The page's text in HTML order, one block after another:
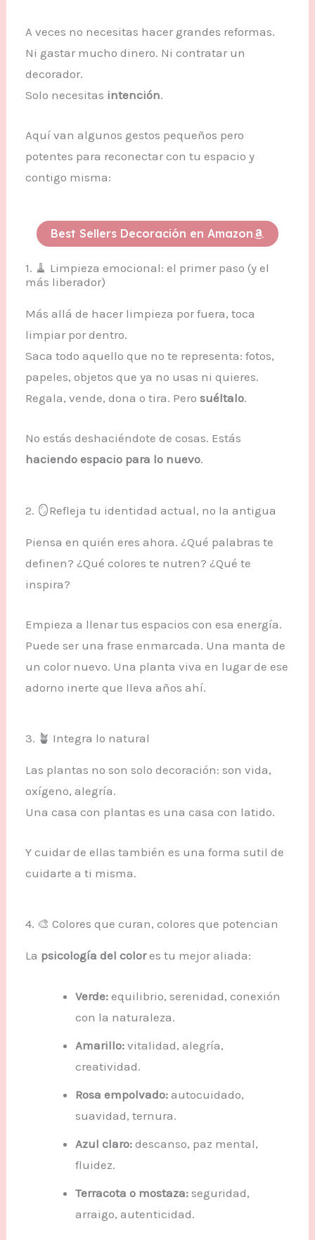
A veces no necesitas hacer grandes reformas.
Ni gastar mucho dinero. Ni contratar un
decorador.
Solo necesitas intención.
Aquí van algunos gestos pequeños pero
potentes para reconectar con tu espacio y
contigo misma:
Best Sellers Decoración en Amazon
1. 🧹 Limpieza emocional: el primer paso (y el
más liberador)
Más allá de hacer limpieza por fuera, toca
limpiar por dentro.
Saca todo aquello que no te representa: fotos,
papeles, objetos que ya no usas ni quieres.
Regala, vende, dona o tira. Perosuéltalo.
No estás deshaciéndote de cosas. Estás
haciendo espacio para lo nuevo.
2. 🪞Refleja tu identidad actual, no la antigua
Piensa en quién eres ahora. ¿Qué palabras te
definen? ¿Qué colores te nutren? ¿Qué te
inspira?
Empieza a llenar tus espacios con esa energía.
Puede ser una frase enmarcada. Una manta de
un color nuevo. Una planta viva en lugar de ese
adorno inerte que lleva años ahí.
3. 🪴 Integra lo natural
Las plantas no son solo decoración: son vida,
oxígeno, alegría.
Una casa con plantas es una casa con latido.
Y cuidar de ellas también es una forma sutil de
cuidarte a ti misma.
4. 🎨 Colores que curan, colores que potencian
La psicología del colores tu mejor aliada:
Verde: equilibrio, serenidad, conexión
con la naturaleza.
Amarillo: vitalidad, alegría,
creatividad.
Rosa empolvado: autocuidado,
suavidad, ternura.
Azul claro: descanso, paz mental,
fluidez.
Terracota o mostaza: seguridad,
arraigo, autenticidad.